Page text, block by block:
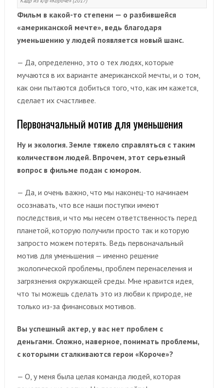
Фильм в какой-то степени — о разбившейся
«американской мечте», ведь благодаря
уменьшению у людей появляется новый шанс.
— Да, определенно, это о тех людях, которые
мучаются в их варианте американской мечты, и о том,
как они пытаются добиться того, что, как им кажется,
сделает их счастливее.
Первоначальный мотив для уменьшения
Ну и экология. Земле тяжело справляться с таким
количеством людей. Впрочем, этот серьезный
вопрос в фильме подан с юмором.
— Да, и очень важно, что мы наконец-то начинаем
осознавать, что все наши поступки имеют
последствия, и что мы несем ответственность перед
планетой, которую получили просто так и которую
запросто можем потерять. Ведь первоначальный
мотив для уменьшения — именно решение
экологической проблемы, проблем перенаселения и
загрязнения окружающей среды. Мне нравится идея,
что ты можешь сделать это из любви к природе, не
только из-за финансовых мотивов.
Вы успешный актер, у вас нет проблем с
деньгами. Сложно, наверное, понимать проблемы,
с которыми сталкиваются герои «Короче»?
— О, у меня была целая команда людей, которая